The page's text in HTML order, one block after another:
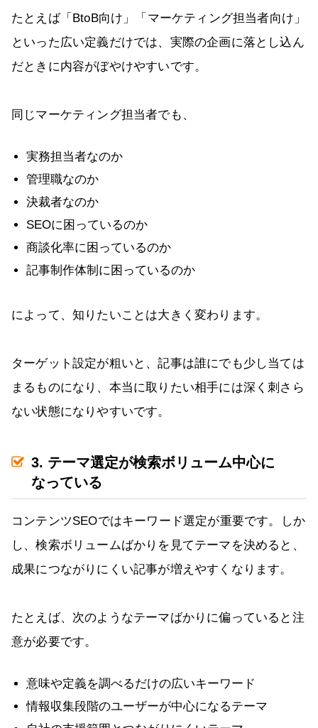
たとえば「BtoB向け」「マーケティング担当者向け」
といった広い定義だけでは、実際の企画に落とし込ん
だときに内容がぼやけやすいです。
同じマーケティング担当者でも、
実務担当者なのか
管理職なのか
決裁者なのか
SEOに困っているのか
商談化率に困っているのか
記事制作体制に困っているのか
によって、知りたいことは大きく変わります。
ターゲット設定が粗いと、記事は誰にでも少し当ては
まるものになり、本当に取りたい相手には深く刺さら
ない状態になりやすいです。
3. テーマ選定が検索ボリューム中心に
なっている
コンテンツSEOではキーワード選定が重要です。しか
し、検索ボリュームばかりを見てテーマを決めると、
成果につながりにくい記事が増えやすくなります。
たとえば、次のようなテーマばかりに偏っていると注
意が必要です。
意味や定義を調べるだけの広いキーワード
情報収集段階のユーザーが中心になるテーマ